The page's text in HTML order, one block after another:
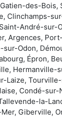
des-Bois,
Clinchamps-
André-sur-
Argences,
Odon,
Épron,
Hermanville-
Laize,
Condé-sur-
la-
Giberville,